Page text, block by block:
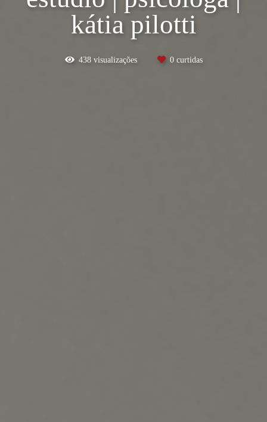
kátia pilotti
438visualizações 0curtidas